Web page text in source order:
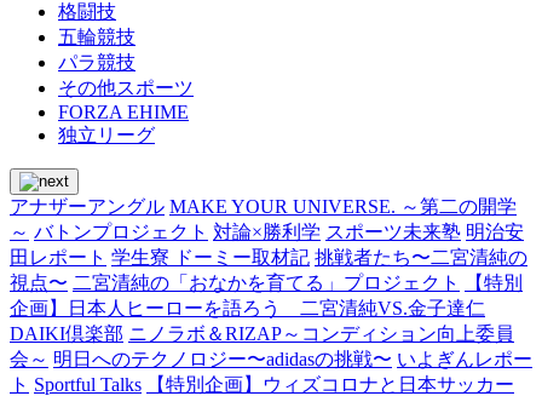
格闘技
五輪競技
パラ競技
その他スポーツ
FORZA EHIME
独立リーグ
アナザーアングル MAKE YOUR UNIVERSE. ～第二の開学
～ バトンプロジェクト 対論×勝利学 スポーツ未来塾 明治安
田レポート 学生寮 ドーミー取材記 挑戦者たち〜二宮清純の
視点〜 二宮清純の「おなかを育てる」プロジェクト
【特別
企画】日本人ヒーローを語ろう 二宮清純VS.金子達仁
DAIKI倶楽部 ニノラボ＆RIZAP～コンディション向上委員
会～ 明日へのテクノロジー〜adidasの挑戦〜 いよぎんレポー
ト Sportful Talks
【特別企画】ウィズコロナと日本サッカー